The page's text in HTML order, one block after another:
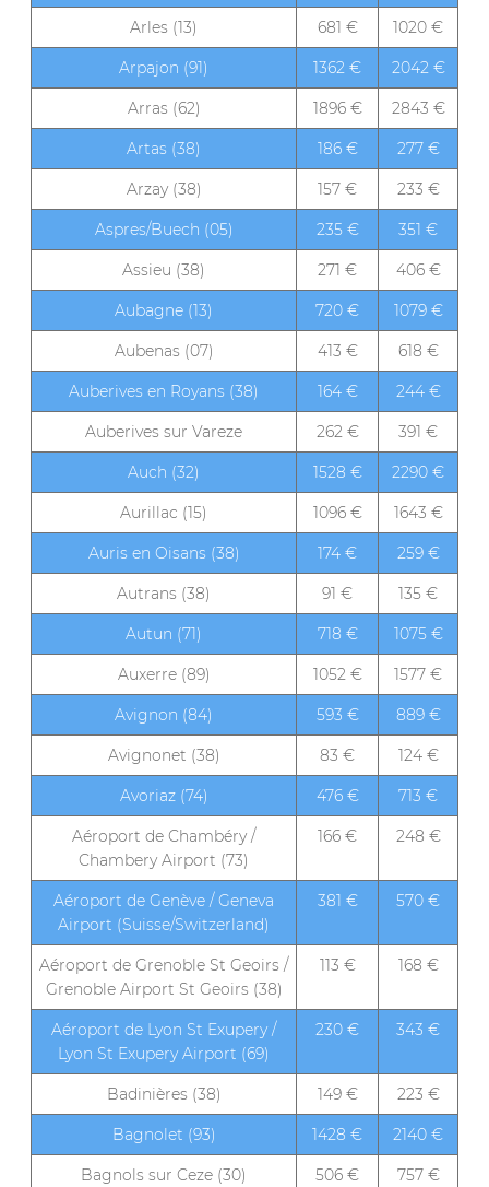
Arles (13) 681 € 1020 €
Arpajon (91) 1362 € 2042 €
Arras (62) 1896 € 2843 €
Artas (38) 186 € 277 €
Arzay (38) 157 € 233 €
Aspres/Buech (05) 235 € 351 €
Assieu (38) 271 € 406 €
Aubagne (13) 720 € 1079 €
Aubenas (07) 413 € 618 €
Auberives en Royans (38) 164 € 244 €
Auberives sur Vareze 262 € 391 €
Auch (32) 1528 € 2290 €
Aurillac (15) 1096 € 1643 €
Auris en Oisans (38) 174 € 259 €
Autrans (38) 91 € 135 €
Autun (71) 718 € 1075 €
Auxerre (89) 1052 € 1577 €
Avignon (84) 593 € 889 €
Avignonet (38) 83 € 124 €
Avoriaz (74) 476 € 713 €
Aéroport de Chambéry /
Chambery Airport (73)
166 € 248 €
Aéroport de Genève / Geneva
Airport (Suisse/Switzerland)
381 € 570 €
Aéroport de Grenoble St Geoirs /
Grenoble Airport St Geoirs (38)
113 € 168 €
Aéroport de Lyon St Exupery /
Lyon St Exupery Airport (69)
230 € 343 €
Badinières (38) 149 € 223 €
Bagnolet (93) 1428 € 2140 €
Bagnols sur Ceze (30) 506 € 757 €